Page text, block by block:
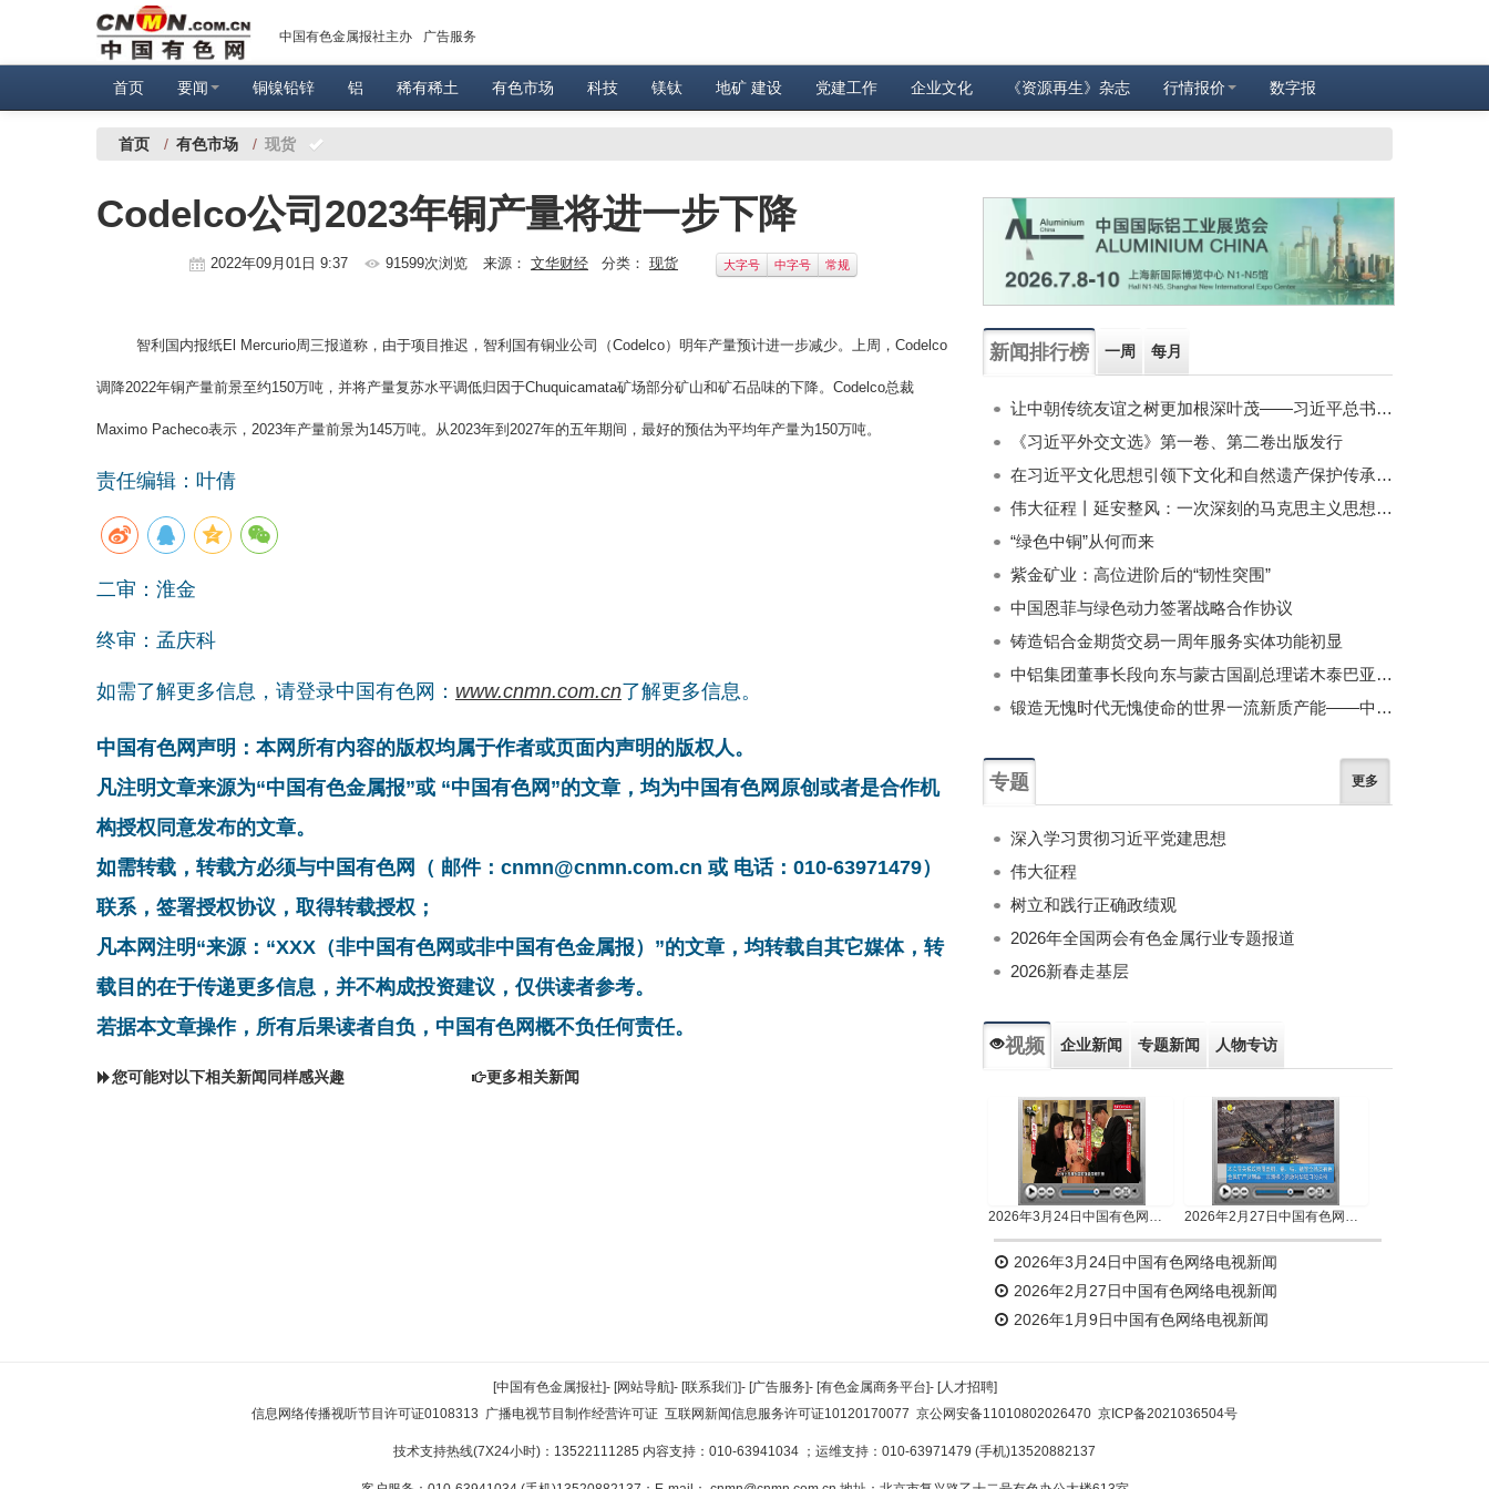
中国有色金属报社主办 广告服务
首页 要闻 铜镍铅锌 铝 稀有稀土 有色市场 科技 镁钛 地矿 建设 党建工作 企业文化 《资源再生》杂志 行情报价 数字报
首页 / 有色市场 / 现货
Codelco公司2023年铜产量将进一步下降
2022年09月01日 9:37 91599次浏览 来源： 文华财经 分类： 现货 大字号 中字号 常规
智利国内报纸El Mercurio周三报道称，由于项目推迟，智利国有铜业公司（Codelco）明年产量预计进一步减少。上周，Codelco
调降2022年铜产量前景至约150万吨，并将产量复苏水平调低归因于Chuquicamata矿场部分矿山和矿石品味的下降。Codelco总裁
Maximo Pacheco表示，2023年产量前景为145万吨。从2023年到2027年的五年期间，最好的预估为平均年产量为150万吨。
责任编辑：叶倩
二审：淮金
终审：孟庆科
如需了解更多信息，请登录中国有色网： www.cnmn.com.cn了解更多信息。
中国有色网声明：本网所有内容的版权均属于作者或页面内声明的版权人。
凡注明文章来源为“中国有色金属报”或 “中国有色网”的文章，均为中国有色网原创或者是合作机
构授权同意发布的文章。
如需转载，转载方必须与中国有色网（ 邮件：cnmn@cnmn.com.cn 或 电话：010-63971479）
联系，签署授权协议，取得转载授权；
凡本网注明“来源：“XXX（非中国有色网或非中国有色金属报）”的文章，均转载自其它媒体，转
载目的在于传递更多信息，并不构成投资建议，仅供读者参考。
若据本文章操作，所有后果读者自负，中国有色网概不负任何责任。
您可能对以下相关新闻同样感兴趣 更多相关新闻
新闻排行榜 一周 每月
让中朝传统友谊之树更加根深叶茂——习近平总书记对朝鲜进行国事访问纪实
《习近平外交文选》第一卷、第二卷出版发行
在习近平文化思想引领下文化和自然遗产保护传承利用工作开创新局面
伟大征程丨延安整风：一次深刻的马克思主义思想教育运动
“绿色中铜”从何而来
紫金矿业：高位进阶后的“韧性突围”
中国恩菲与绿色动力签署战略合作协议
铸造铝合金期货交易一周年服务实体功能初显
中铝集团董事长段向东与蒙古国副总理诺木泰巴亚尔举行会谈
锻造无愧时代无愧使命的世界一流新质产能——中国有色金属工业的战略应对与破局之道（二）
专题 更多
深入学习贯彻习近平党建思想
伟大征程
树立和践行正确政绩观
2026年全国两会有色金属行业专题报道
2026新春走基层
视频 企业新闻 专题新闻 人物专访
2026年3月24日中国有色网络电视新闻 2026年2月27日中国有色网络电视新闻
2026年3月24日中国有色网络电视新闻
2026年2月27日中国有色网络电视新闻
2026年1月9日中国有色网络电视新闻
[中国有色金属报社]- [网站导航]- [联系我们]- [广告服务]- [有色金属商务平台]- [人才招聘]
信息网络传播视听节目许可证0108313 广播电视节目制作经营许可证 互联网新闻信息服务许可证10120170077 京公网安备11010802026470 京ICP备2021036504号
技术支持热线(7X24小时)：13522111285 内容支持：010-63941034 ；运维支持：010-63971479 (手机)13520882137